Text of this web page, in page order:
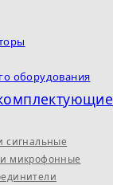
оборудования
сигнальные
микрофонные